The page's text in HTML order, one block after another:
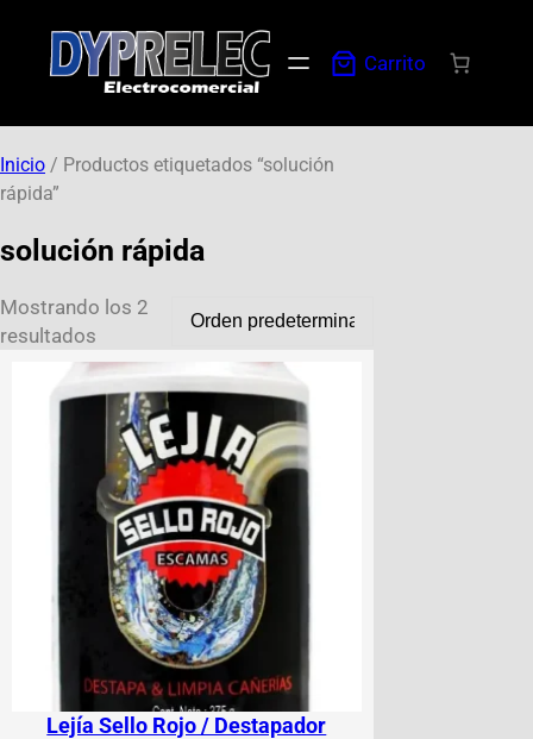
Carrito
Inicio / Productos etiquetados “solución
rápida”
solución rápida
Mostrando los 2
resultados
Lejía Sello Rojo / Destapador